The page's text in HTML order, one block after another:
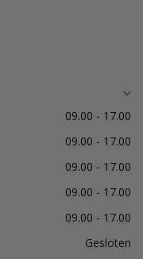
09.00 - 17.00
09.00 - 17.00
09.00 - 17.00
09.00 - 17.00
09.00 - 17.00
Gesloten